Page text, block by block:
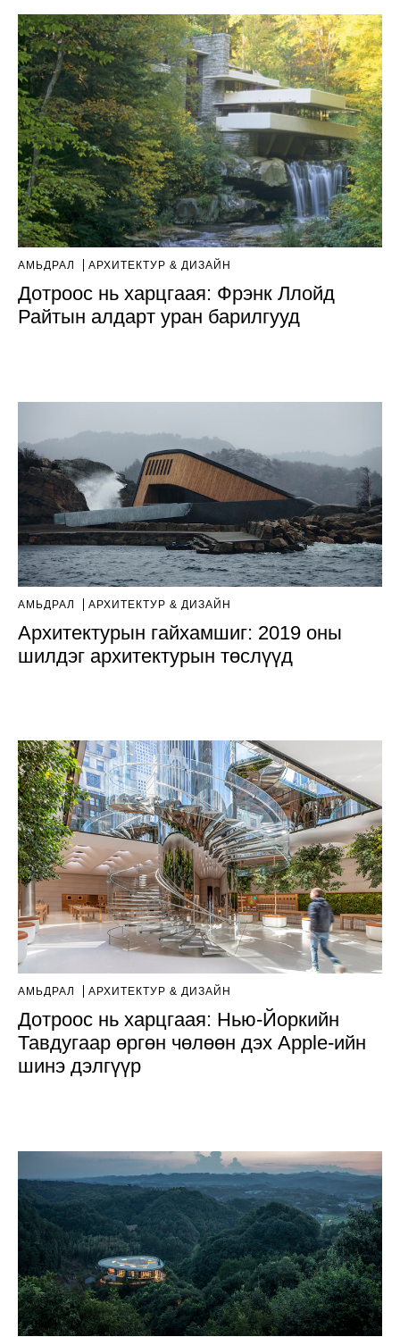
АМЬДРАЛ AРХИТЕКТУР & ДИЗАЙН
Дотроос нь харцгаая: Фрэнк Ллойд
Райтын алдарт уран барилгууд
АМЬДРАЛ AРХИТЕКТУР & ДИЗАЙН
Архитектурын гайхамшиг: 2019 оны
шилдэг архитектурын төслүүд
АМЬДРАЛ AРХИТЕКТУР & ДИЗАЙН
Дотроос нь харцгаая: Нью-Йоркийн
Тавдугаар өргөн чөлөөн дэх Apple-ийн
шинэ дэлгүүр